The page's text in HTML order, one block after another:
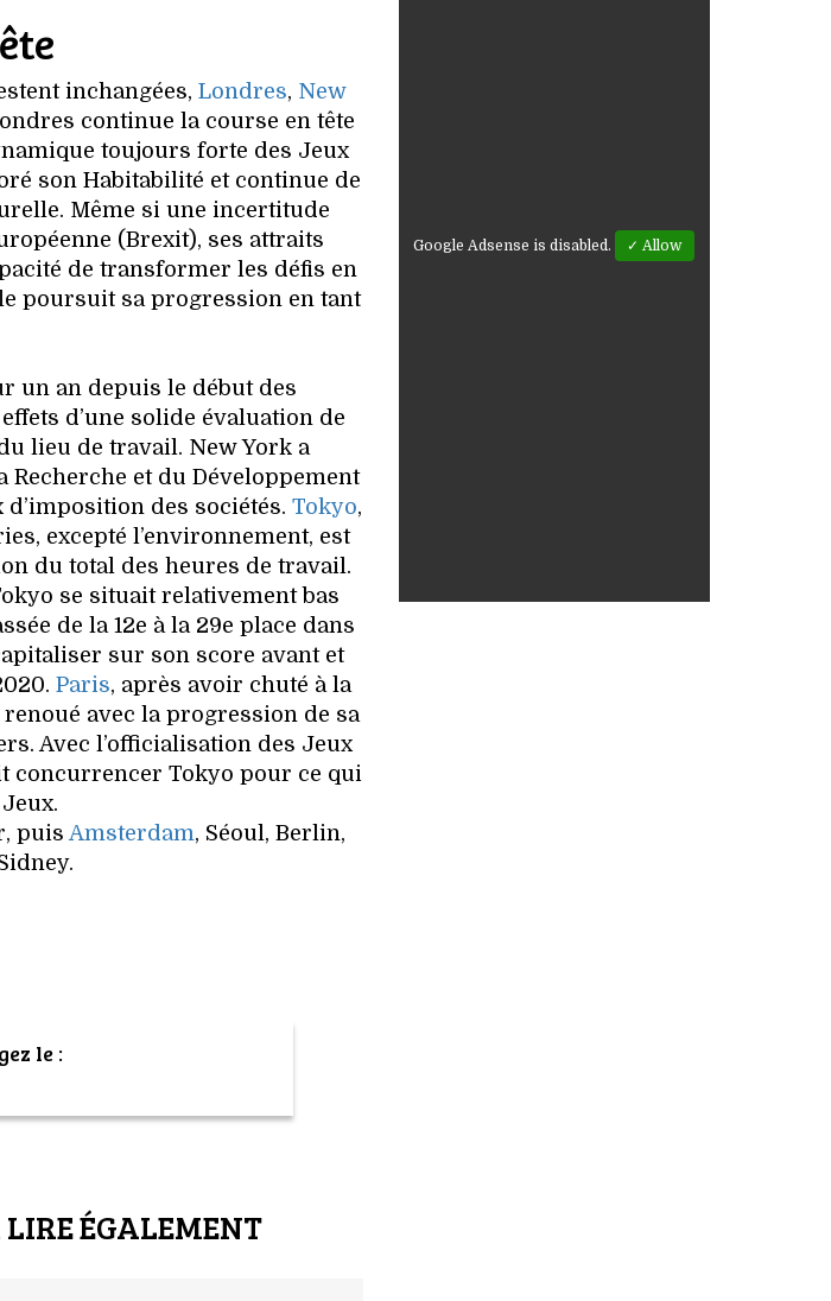
inchangées, Londres, New
continue la course en tête
toujours forte des Jeux
son Habitabilité et continue de
Même si une incertitude
(Brexit), ses attraits
de transformer les défis en
poursuit sa progression en tant
un an depuis le début des
d’une solide évaluation de
lieu de travail. New York a
et du Développement
d’imposition des sociétés.Tokyo,
excepté l’environnement, est
du total des heures de travail.
se situait relativement bas
de la 12e à la 29e place dans
sur son score avant et
Paris, après avoir chuté à la
avec la progression de sa
Avec l’officialisation des Jeux
concurrencer Tokyo pour ce qui
puis Amsterdam, Séoul, Berlin,
le :
ÉGALEMENT
Google Adsense is disabled. ✓ Allow